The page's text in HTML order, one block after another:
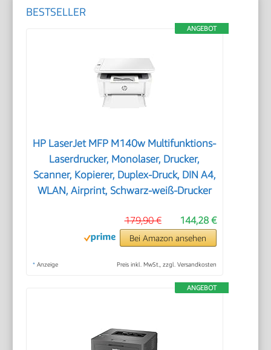
BESTSELLER
ANGEBOT
HP LaserJet MFP M140w Multifunktions-
Laserdrucker, Monolaser, Drucker,
Scanner, Kopierer, Duplex-Druck, DIN A4,
WLAN, Airprint, Schwarz-weiß-Drucker
144,28 €
179,90 €
Bei Amazon ansehen
* Anzeige Preis inkl. MwSt., zzgl. Versandkosten
ANGEBOT